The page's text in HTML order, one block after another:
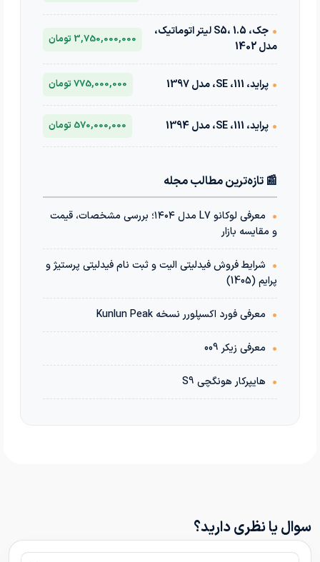
•
جک، S5، 1.5 لیتر اتوماتیک،
مدل 1402
3,750,000,000 تومان
• پراید، 111، SE، مدل 1397 775,000,000 تومان
• پراید، 111، SE، مدل 1394 570,000,000 تومان
📰 تازه‌ترین مطالب مجله
•
معرفی لوکانو L7 مدل ۱۴۰۴؛ بررسی مشخصات، قیمت
و مقایسه بازار
• شرایط فروش فیدلیتی الیت و ثبت نام فیدلیتی پرستیژ و
پرایم (1405)
• معرفی فورد اکسپلورر نسخه Kunlun Peak
• معرفی زیکر 009
• هایپرکار هونگچی S9
سوال یا نظری دارید؟